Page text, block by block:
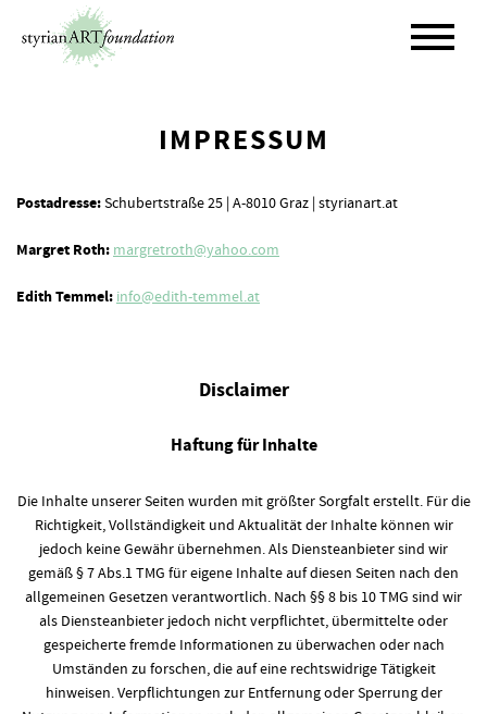
IMPRESSUM
Postadresse:Schubertstraße 25 | A-8010 Graz | styrianart.at
Margret Roth: margretroth@yahoo.com
Edith Temmel: info@edith-temmel.at
Disclaimer
Haftung für Inhalte
Die Inhalte unserer Seiten wurden mit größter Sorgfalt erstellt. Für die
Richtigkeit, Vollständigkeit und Aktualität der Inhalte können wir
jedoch keine Gewähr übernehmen. Als Diensteanbieter sind wir
gemäß § 7 Abs.1 TMG für eigene Inhalte auf diesen Seiten nach den
allgemeinen Gesetzen verantwortlich. Nach §§ 8 bis 10 TMG sind wir
als Diensteanbieter jedoch nicht verpflichtet, übermittelte oder
gespeicherte fremde Informationen zu überwachen oder nach
Umständen zu forschen, die auf eine rechtswidrige Tätigkeit
hinweisen. Verpflichtungen zur Entfernung oder Sperrung der